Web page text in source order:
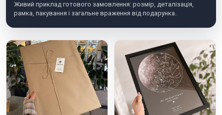
Живий приклад готового замовлення: розмір, деталізація,
рамка, пакування і загальне враження від подарунка.